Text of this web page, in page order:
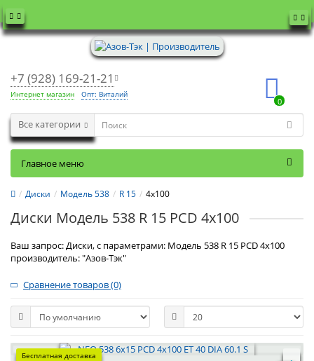
+7 (928) 169-21-21
Интернет магазин Опт: Виталий
0
Все категории
Главное меню
Диски Модель 538 R 15 4x100
Диски Модель 538 R 15 PCD 4x100
Ваш запрос: Диски, с параметрами: Модель 538 R 15 PCD 4x100
производитель: "Азов-Тэк"
Сравнение товаров (0)
Бесплатная доставка